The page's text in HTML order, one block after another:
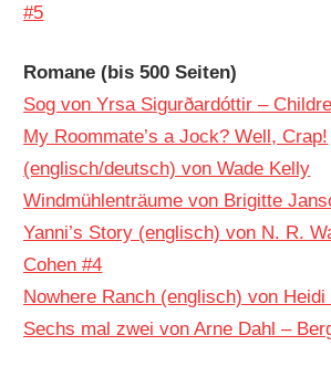
#5
Romane (bis 500 Seiten)
Sog von Yrsa Sigurðardóttir –
My Roommate’s a Jock? Well, Crap!
(englisch/deutsch) von Wade Kelly
Windmühlenträume von Brigitte
Yanni’s Story (englisch) von N. R.
Cohen #4
Nowhere Ranch (englisch) von Heidi
Sechs mal zwei von Arne Dahl –